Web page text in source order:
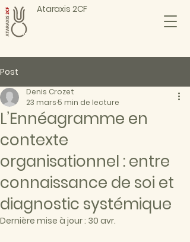
Ataraxis 2CF
Post
L’Ennéagramme en
contexte
organisationnel : entre
connaissance de soi et
diagnostic systémique
Denis Crozet
23 mars 5 min de lecture
Dernière mise à jour : 30 avr.